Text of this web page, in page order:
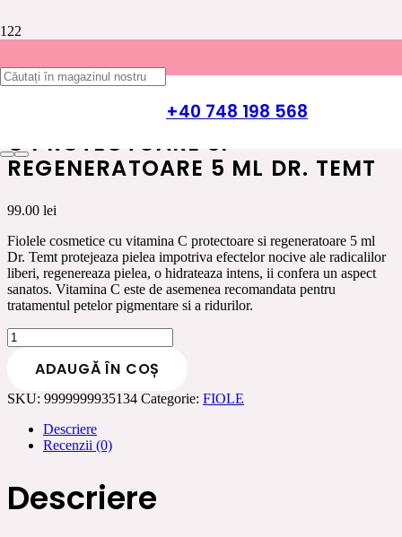
+40 748 198 568
C protectoare si regeneratoare 5 ml Dr. Temt
FIOLE COSMETICE CU VITAMINA
C PROTECTOARE SI
REGENERATOARE 5 ML DR. TEMT
99.00 lei
Fiolele cosmetice cu vitamina C protectoare si regeneratoare 5 ml
Dr. Temt protejeaza pielea impotriva efectelor nocive ale radicalilor
liberi, regenereaza pielea, o hidrateaza intens, ii confera un aspect
sanatos. Vitamina C este de asemenea recomandata pentru
tratamentul petelor pigmentare si a ridurilor.
Cantitate
Fiole
cosmetice
vitamina
protectoare
ml
Dr.
ADAUGĂ ÎN COȘ
SKU: 9999999935134 Categorie: FIOLE
Descriere
Recenzii (0)
Descriere